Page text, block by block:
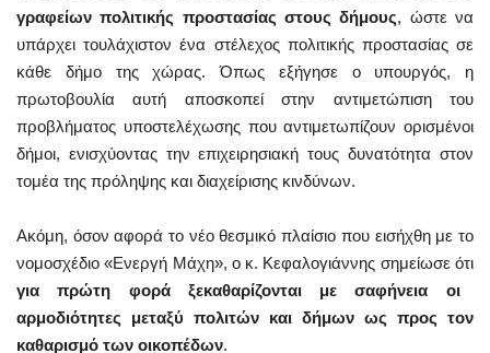
γραφείων πολιτικής προστασίας στους δήμους, ώστε να
υπάρχει τουλάχιστον ένα στέλεχος πολιτικής προστασίας σε
κάθε δήμο της χώρας. Όπως εξήγησε ο υπουργός, η
πρωτοβουλία αυτή αποσκοπεί στην αντιμετώπιση του
προβλήματος υποστελέχωσης που αντιμετωπίζουν ορισμένοι
δήμοι, ενισχύοντας την επιχειρησιακή τους δυνατότητα στον
τομέα της πρόληψης και διαχείρισης κινδύνων.
Ακόμη, όσον αφορά το νέο θεσμικό πλαίσιο που εισήχθη με το
νομοσχέδιο «Ενεργή Μάχη», ο κ. Κεφαλογιάννης σημείωσε ότι
για πρώτη φορά ξεκαθαρίζονται με σαφήνεια οι
αρμοδιότητες μεταξύ πολιτών και δήμων ως προς τον
καθαρισμό των οικοπέδων.